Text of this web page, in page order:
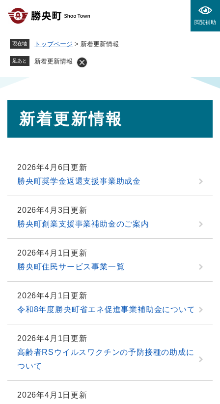
閲覧補助
現在地 トップページ > 新着更新情報
足あと 新着更新情報
新着更新情報
2026年4月6日更新
勝央町奨学金返還支援事業助成金
2026年4月3日更新
勝央町創業支援事業補助金のご案内
2026年4月1日更新
勝央町住民サービス事業一覧
2026年4月1日更新
令和8年度勝央町省エネ促進事業補助金について
2026年4月1日更新
高齢者RSウイルスワクチンの予防接種の助成に
ついて
2026年4月1日更新